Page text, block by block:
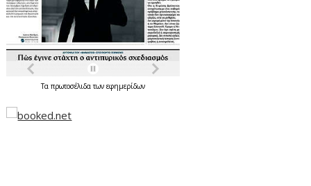
Ταπρωτοσέλιδατωνεφημερίδων